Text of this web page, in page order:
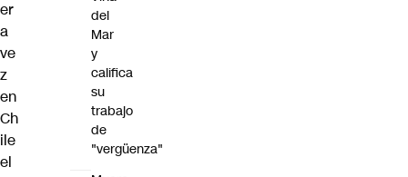
er
a
ve
z
en
Ch
ile
el
del
Mar
y
califica
su
trabajo
de
"vergüenza"